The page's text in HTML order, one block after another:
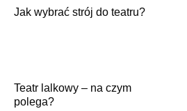
Jak wybrać strój do teatru?
Teatr lalkowy – na czym
polega?